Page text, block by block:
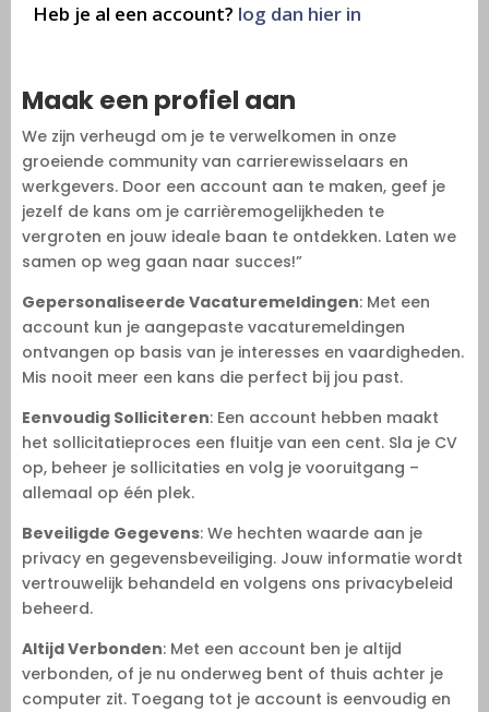
Heb je al een account? log dan hier in
Maak een profiel aan
We zijn verheugd om je te verwelkomen in onze
groeiende community van carrierewisselaars en
werkgevers. Door een account aan te maken, geef je
jezelf de kans om je carrièremogelijkheden te
vergroten en jouw ideale baan te ontdekken. Laten we
samen op weg gaan naar succes!”
Gepersonaliseerde Vacaturemeldingen: Met een
account kun je aangepaste vacaturemeldingen
ontvangen op basis van je interesses en vaardigheden.
Mis nooit meer een kans die perfect bij jou past.
Eenvoudig Solliciteren: Een account hebben maakt
het sollicitatieproces een fluitje van een cent. Sla je CV
op, beheer je sollicitaties en volg je vooruitgang –
allemaal op één plek.
Beveiligde Gegevens: We hechten waarde aan je
privacy en gegevensbeveiliging. Jouw informatie wordt
vertrouwelijk behandeld en volgens ons privacybeleid
beheerd.
Altijd Verbonden: Met een account ben je altijd
verbonden, of je nu onderweg bent of thuis achter je
computer zit. Toegang tot je account is eenvoudig en